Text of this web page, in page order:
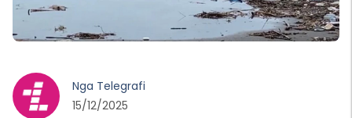
Nga Telegrafi
15/12/2025